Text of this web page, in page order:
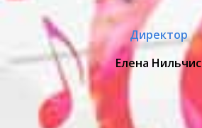
Директор
Елена Нильчис